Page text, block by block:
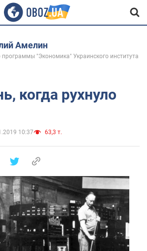
Амелин
программы "Экономика" Украинского института
когда рухнуло
10:37 63,3 т.